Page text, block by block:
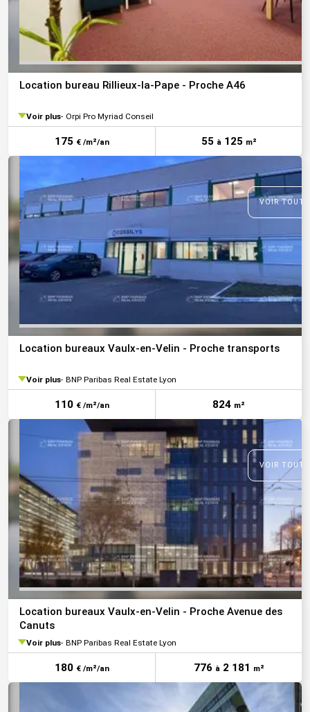
Location bureau Rillieux-la-Pape - Proche A46
Voir plus Orpi Pro Myriad Conseil
175 € /m²/an 55 à125 m²
VOIR
Location bureaux Vaulx-en-Velin - Proche transports
Voir plus BNP Paribas Real Estate Lyon
110 € /m²/an 824 m²
VOIR
Location bureaux Vaulx-en-Velin - Proche Avenue des
Canuts
Voir plus BNP Paribas Real Estate Lyon
180 € /m²/an 776 à2 181 m²